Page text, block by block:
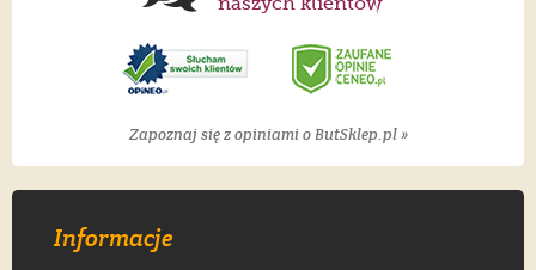
Zapoznaj się z opiniami o ButSklep.pl »
Informacje